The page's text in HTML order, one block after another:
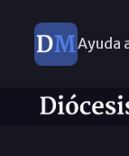
Ayuda